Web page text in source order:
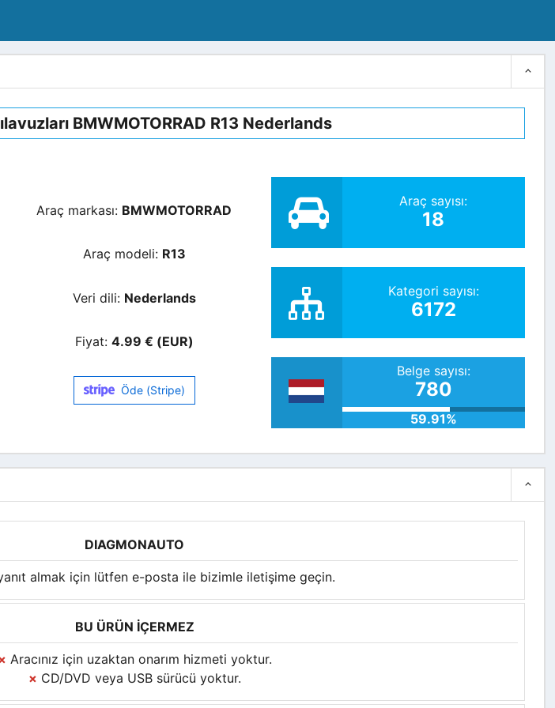
BMWMOTORRAD R13 Nederlands
Araç markası: BMWMOTORRAD
Araç modeli: R13
Veri dili: Nederlands
Fiyat: 4.99 € (EUR)
Öde (Stripe)
Araç sayısı:
18
Kategori sayısı:
6172
Belge sayısı:
780
59.91%
yanıt almak için lütfen e-posta ile bizimle iletişime geçin.
DIAGMONAUTO
Aracınız için uzaktan onarım hizmeti yoktur.
× CD/DVD veya USB sürücü yoktur.
BU ÜRÜN İÇERMEZ